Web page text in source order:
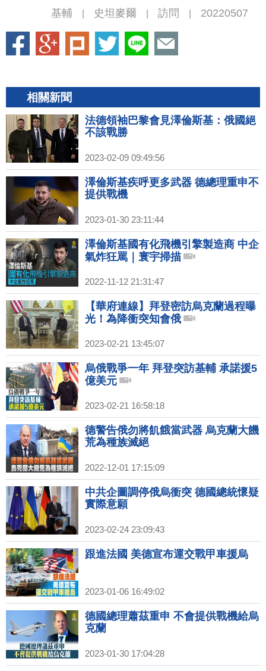
基輔
史坦麥爾 訪問 20220507
相關新聞
法德領袖巴黎會見澤倫斯基：俄國絕
不該戰勝
2023-02-09 09:49:56
澤倫斯基疾呼更多武器 德總理重申不
提供戰機
2023-01-30 23:11:44
澤倫斯基國有化飛機引擎製造商 中企
氣炸狂罵｜寰宇掃描
2022-11-12 21:31:47
【華府連線】拜登密訪烏克蘭過程曝
光！為降衝突知會俄
2023-02-21 13:45:07
烏俄戰爭一年 拜登突訪基輔 承諾援5
億美元
2023-02-21 16:58:18
德警告俄勿將飢餓當武器 烏克蘭大饑
荒為種族滅絕
2022-12-01 17:15:09
中共企圖調停俄烏衝突 德國總統懷疑
實際意願
2023-02-24 23:09:43
跟進法國 美德宣布運交戰甲車援烏
2023-01-06 16:49:02
德國總理蕭茲重申 不會提供戰機給烏
克蘭
2023-01-30 17:04:28